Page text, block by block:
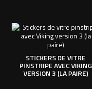
STICKERS DE VITRE
PINSTRIPE AVEC VIKING
VERSION 3 (LA PAIRE)